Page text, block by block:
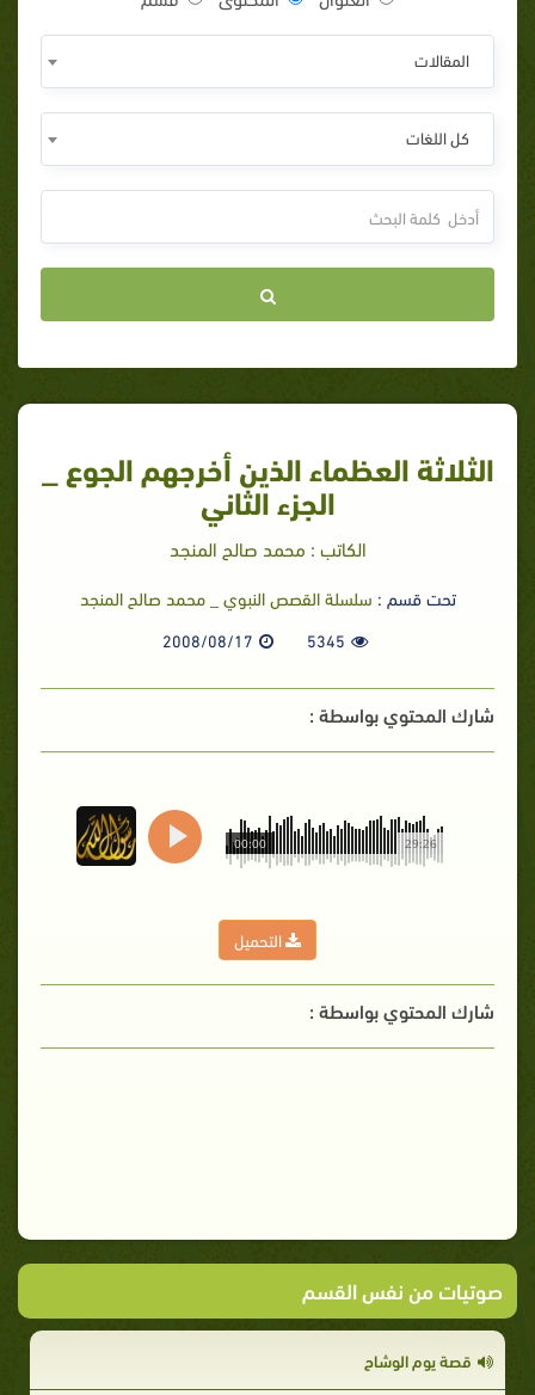
المقالات
كل اللغات
الثلاثة العظماء الذين أخرجهم الجوع _
الجزء الثاني
الكاتب : محمد صالح المنجد
تحت قسم : سلسلة القصص النبوي _ محمد صالح المنجد
5345
2008/08/17
شارك المحتوي بواسطة :
29:26
00:00
التحميل
شارك المحتوي بواسطة :
صوتيات من نفس القسم
قصة يوم الوشاح